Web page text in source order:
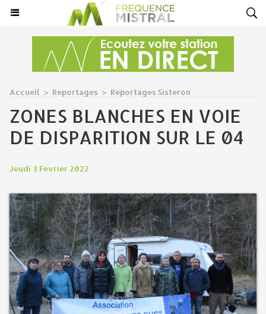
Accueil > Reportages > Reportages Sisteron
ZONES BLANCHES EN VOIE
DE DISPARITION SUR LE 04
Jeudi 3 Février 2022